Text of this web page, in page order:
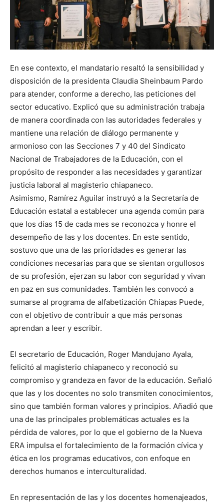
En ese contexto, el mandatario resaltó la sensibilidad y
disposición de la presidenta Claudia Sheinbaum Pardo
para atender, conforme a derecho, las peticiones del
sector educativo. Explicó que su administración trabaja
de manera coordinada con las autoridades federales y
mantiene una relación de diálogo permanente y
armonioso con las Secciones 7 y 40 del Sindicato
Nacional de Trabajadores de la Educación, con el
propósito de responder a las necesidades y garantizar
justicia laboral al magisterio chiapaneco.
Asimismo, Ramírez Aguilar instruyó a la Secretaría de
Educación estatal a establecer una agenda común para
que los días 15 de cada mes se reconozca y honre el
desempeño de las y los docentes. En este sentido,
sostuvo que una de las prioridades es generar las
condiciones necesarias para que se sientan orgullosos
de su profesión, ejerzan su labor con seguridad y vivan
en paz en sus comunidades. También les convocó a
sumarse al programa de alfabetización Chiapas Puede,
con el objetivo de contribuir a que más personas
aprendan a leer y escribir.
El secretario de Educación, Roger Mandujano Ayala,
felicitó al magisterio chiapaneco y reconoció su
compromiso y grandeza en favor de la educación. Señaló
que las y los docentes no solo transmiten conocimientos,
sino que también forman valores y principios. Añadió que
una de las principales problemáticas actuales es la
pérdida de valores, por lo que el gobierno de la Nueva
ERA impulsa el fortalecimiento de la formación cívica y
ética en los programas educativos, con enfoque en
derechos humanos e interculturalidad.
En representación de las y los docentes homenajeados,